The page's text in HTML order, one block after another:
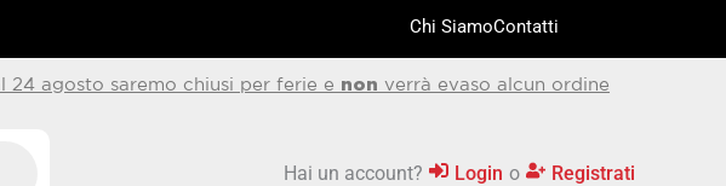
Chi SiamoContatti
24 agosto saremo chiusi per ferie e non verrà evaso alcun ordine
Hai un account? Login o Registrati